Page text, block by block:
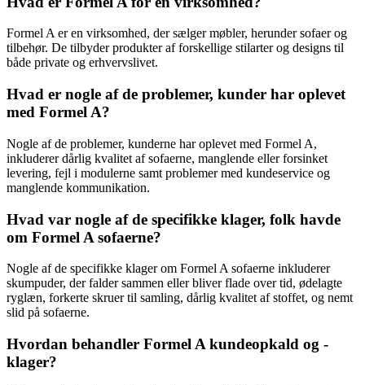
Formel A er en virksomhed, der sælger møbler, herunder sofaer og
tilbehør. De tilbyder produkter af forskellige stilarter og designs til
både private og erhvervslivet.
Hvad er nogle af de problemer, kunder har oplevet
med Formel A?
Nogle af de problemer, kunderne har oplevet med Formel A,
inkluderer dårlig kvalitet af sofaerne, manglende eller forsinket
levering, fejl i modulerne samt problemer med kundeservice og
manglende kommunikation.
Hvad var nogle af de specifikke klager, folk havde
om Formel A sofaerne?
Nogle af de specifikke klager om Formel A sofaerne inkluderer
skumpuder, der falder sammen eller bliver flade over tid, ødelagte
ryglæn, forkerte skruer til samling, dårlig kvalitet af stoffet, og nemt
slid på sofaerne.
Hvordan behandler Formel A kundeopkald og -
klager?